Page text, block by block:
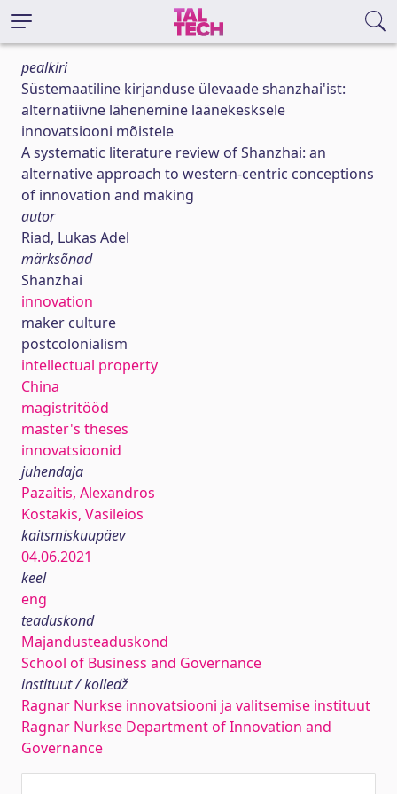
pealkiri
Süstemaatiline kirjanduse ülevaade shanzhai'ist:
alternatiivne lähenemine läänekesksele
innovatsiooni mõistele
A systematic literature review of Shanzhai: an
alternative approach to western-centric conceptions
of innovation and making
autor
Riad, Lukas Adel
märksõnad
Shanzhai
innovation
maker culture
postcolonialism
intellectual property
China
magistritööd
master's theses
innovatsioonid
juhendaja
Pazaitis, Alexandros
Kostakis, Vasileios
kaitsmiskuupäev
04.06.2021
keel
eng
teaduskond
Majandusteaduskond
School of Business and Governance
instituut / kolledž
Ragnar Nurkse innovatsiooni ja valitsemise instituut
Ragnar Nurkse Department of Innovation and
Governance